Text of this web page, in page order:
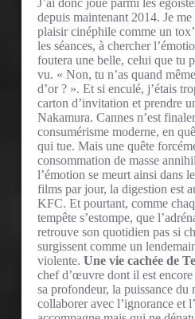
J’ai donc joué parmi les
depuis maintenant 2014. Je me
plaisir cinéphile comme un
les séances, à chercher
foutera une belle, celui que tu
vu. « Non, tu n’as quand
d’or ? ». Et si enculé, j’étais
carton d’invitation et prendre
Nakamura. Cannes n’est
consumérisme moderne, en
qui tue. Mais une quête
consommation de masse
l’émotion se meurt ainsi dans
films par jour, la digestion est
KFC. Et pourtant, comme
tempête s’estompe, que
retrouve son quotidien pas si
surgissent comme un
violente. Une vie cachée de
chef d’œuvre dont il est
sa profondeur, la puissance du
collaborer avec l’ignorance et